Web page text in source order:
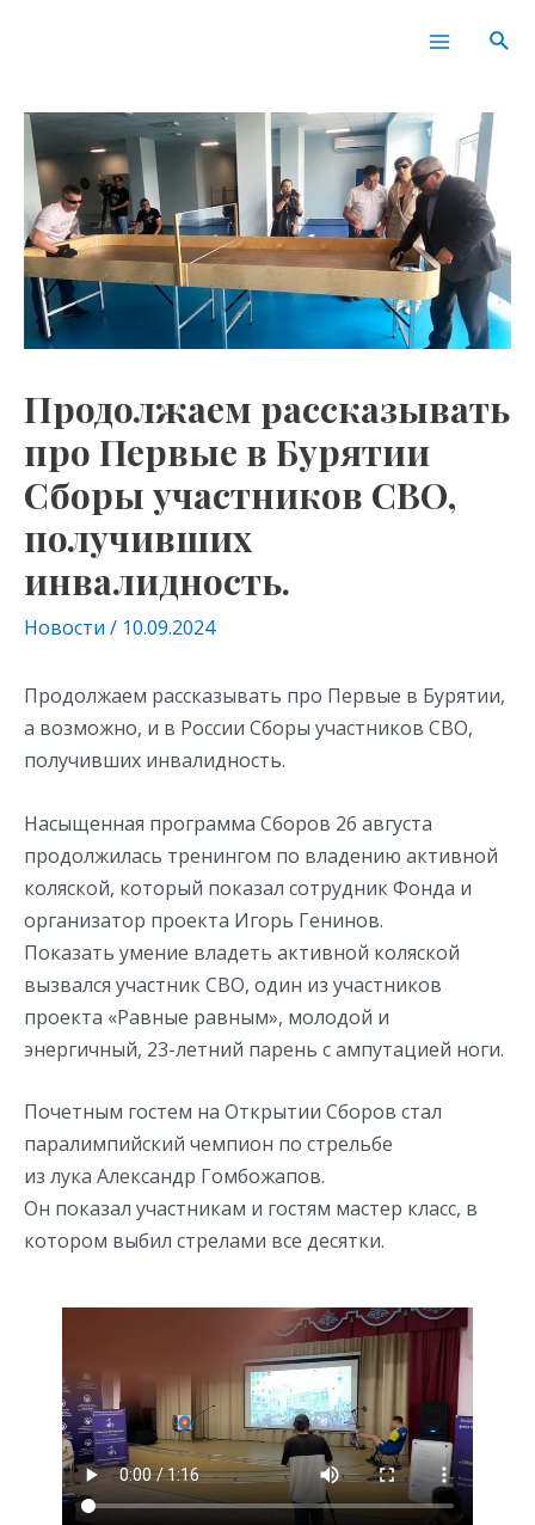
Main
Продолжаем рассказывать
про Первые в Бурятии
Сборы участников СВО,
получивших
инвалидность.
Новости / 10.09.2024
Продолжаем рассказывать про Первые в Бурятии,
а возможно, и в России Сборы участников СВО,
получивших инвалидность.
Насыщенная программа Сборов 26 августа
продолжилась тренингом по владению активной
коляской, который показал сотрудник Фонда и
организатор проекта Игорь Генинов.
Показать умение владеть активной коляской
вызвался участник СВО, один из участников
проекта «Равные равным», молодой и
энергичный, 23-летний парень с ампутацией ноги.
Почетным гостем на Открытии Сборов стал
паралимпийский чемпион по стрельбе
из лука Александр Гомбожапов.
Он показал участникам и гостям мастер класс, в
котором выбил стрелами все десятки.